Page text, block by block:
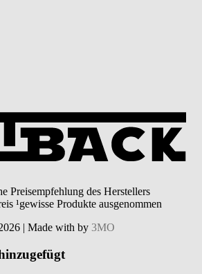
Preisempfehlung des Herstellers
¹gewisse Produkte ausgenommen
| Made with by 3MO